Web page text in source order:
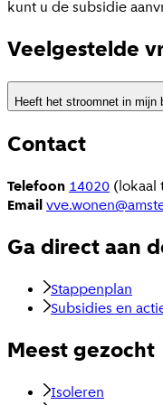
kunt u de subsidie
Veelgestelde
Heeft het stroomnet in mijn
Contact
Telefoon 14020 (lokaal
Email
Ga direct aan
Stappenplan
Subsidies en
Meest gezocht
Isoleren